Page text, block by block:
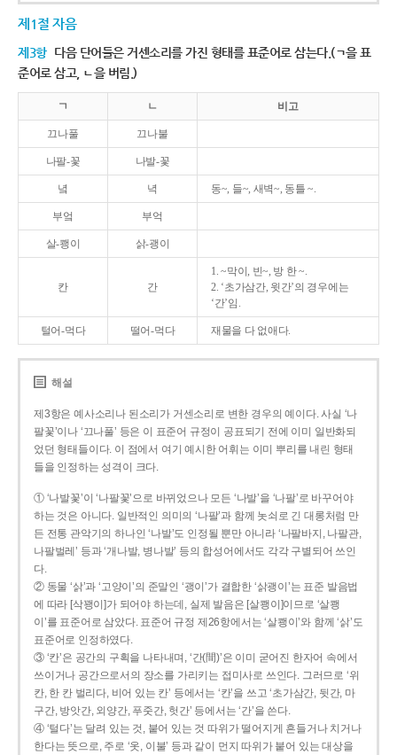
제1절 자음
제3항 다음 단어들은 거센소리를 가진 형태를 표준어로 삼는다.(ㄱ을 표
준어로 삼고, ㄴ을 버림.)
ㄱ ㄴ 비고
끄나풀 끄나불
나팔-꽃 나발-꽃
녘 녁 동~, 들~, 새벽~, 동틀 ~.
부엌 부억
살-쾡이 삵-괭이
칸 간
1. ~막이, 빈~, 방 한 ~.
2. ‘초가삼간, 윗간’의 경우에는
‘간’임.
털어-먹다 떨어-먹다 재물을 다 없애다.
해설
제3항은 예사소리나 된소리가 거센소리로 변한 경우의 예이다. 사실 ‘나
팔꽃’이나 ‘끄나풀’ 등은 이 표준어 규정이 공표되기 전에 이미 일반화되
었던 형태들이다. 이 점에서 여기 예시한 어휘는 이미 뿌리를 내린 형태
들을 인정하는 성격이 크다.
① ‘나발꽃’이 ‘나팔꽃’으로 바뀌었으나 모든 ‘나발’을 ‘나팔’로 바꾸어야
하는 것은 아니다. 일반적인 의미의 ‘나팔’과 함께 놋쇠로 긴 대롱처럼 만
든 전통 관악기의 하나인 ‘나발’도 인정될 뿐만 아니라 ‘나팔바지, 나팔관,
나팔벌레’ 등과 ‘개나발, 병나발’ 등의 합성어에서도 각각 구별되어 쓰인
다.
② 동물 ‘삵’과 ‘고양이’의 준말인 ‘괭이’가 결합한 ‘삵괭이’는 표준 발음법
에 따라 [삭꽹이]가 되어야 하는데, 실제 발음은 [살쾡이]이므로 ‘살쾡
이’를 표준어로 삼았다. 표준어 규정 제26항에서는 ‘살쾡이’와 함께 ‘삵’도
표준어로 인정하였다.
③ ‘칸’은 공간의 구획을 나타내며, ‘간(間)’은 이미 굳어진 한자어 속에서
쓰이거나 공간으로서의 장소를 가리키는 접미사로 쓰인다. 그러므로 ‘위
칸, 한 칸 벌리다, 비어 있는 칸’ 등에서는 ‘칸’을 쓰고 ‘초가삼간, 뒷간, 마
구간, 방앗간, 외양간, 푸줏간, 헛간’ 등에서는 ‘간’을 쓴다.
④ ‘털다’는 달려 있는 것, 붙어 있는 것 따위가 떨어지게 흔들거나 치거나
한다는 뜻으로, 주로 ‘옷, 이불’ 등과 같이 먼지 따위가 붙어 있는 대상을